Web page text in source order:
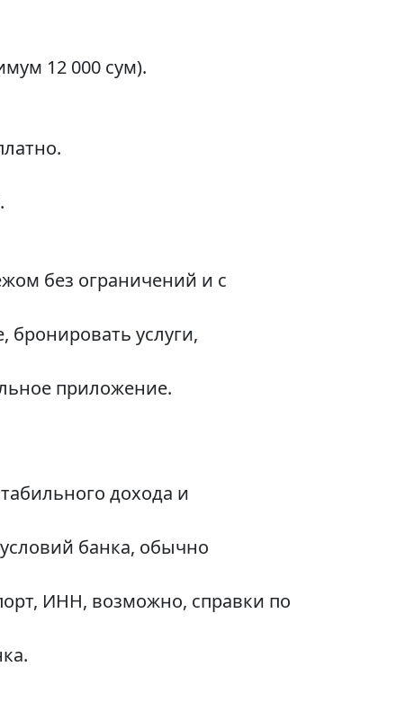
12 000 сум).
без ограничений и с
бронировать услуги,
приложение.
дохода и
банка, обычно
ИНН, возможно, справки по